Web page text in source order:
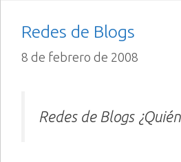
Redes de Blogs
8 de febrero de 2008
Redes de Blogs